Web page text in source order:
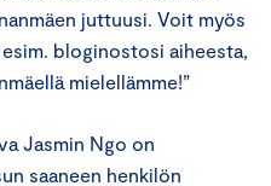
juttuusi. Voit myös
bloginostosi aiheesta,
mielellämme!”
Jasmin Ngo on
saaneen henkilön